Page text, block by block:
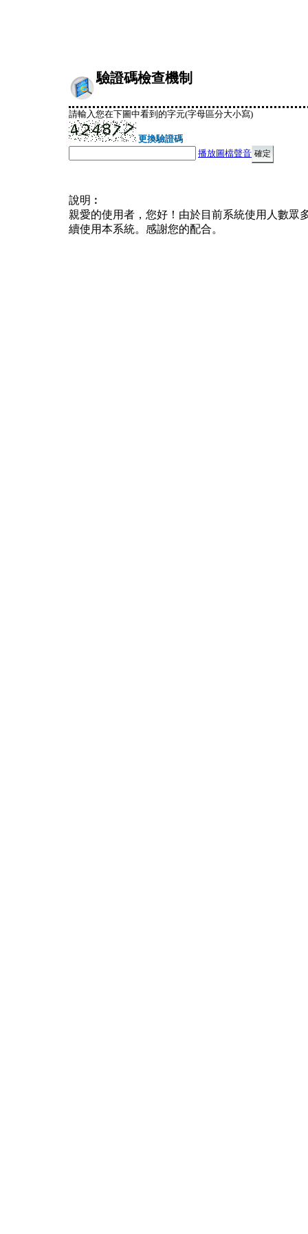
驗證碼檢查機制
請輸入您在下圖中看到的字元(字母區分大小寫)
更換驗證碼
播放圖檔聲音
說明︰
親愛的使用者，您好！由於目前系統使用人數眾
續使用本系統。感謝您的配合。